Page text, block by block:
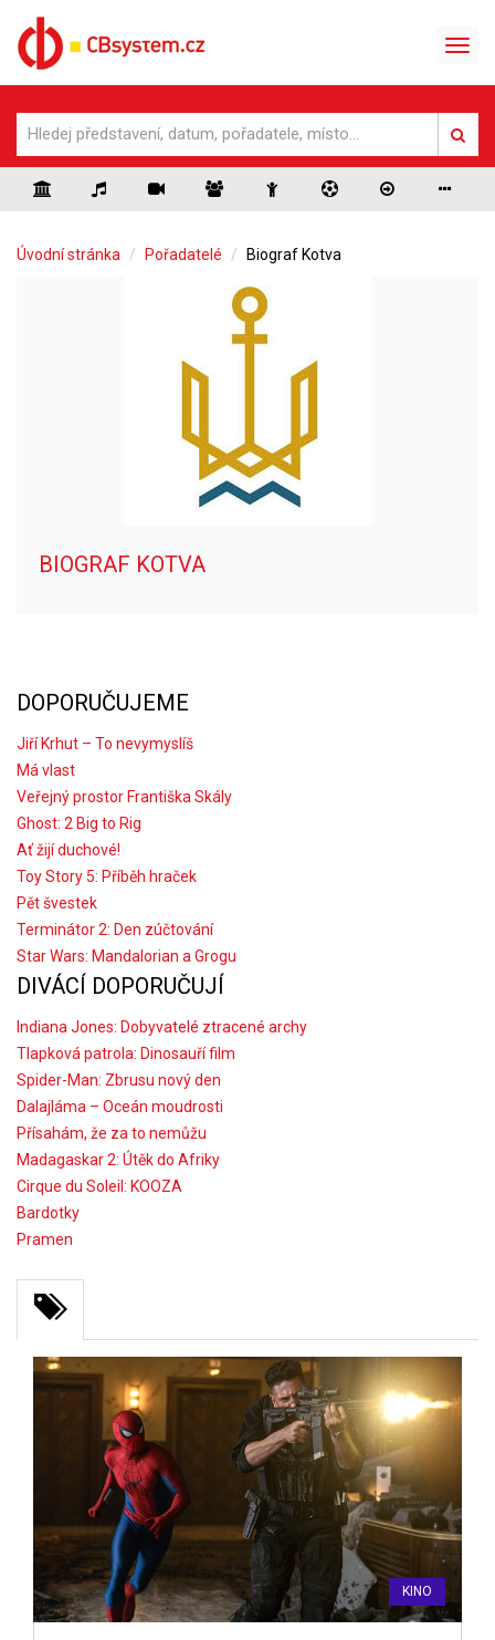
Úvodní stránka Pořadatelé Biograf Kotva
BIOGRAF KOTVA
DOPORUČUJEME
Jiří Krhut – To nevymyslíš
Má vlast
Veřejný prostor Františka Skály
Ghost: 2 Big to Rig
Ať žijí duchové!
Toy Story 5: Příběh hraček
Pět švestek
Terminátor 2: Den zúčtování
Star Wars: Mandalorian a Grogu
DIVÁCÍ DOPORUČUJÍ
Indiana Jones: Dobyvatelé ztracené archy
Tlapková patrola: Dinosauří film
Spider-Man: Zbrusu nový den
Dalajláma – Oceán moudrosti
Přísahám, že za to nemůžu
Madagaskar 2: Útěk do Afriky
Cirque du Soleil: KOOZA
Bardotky
Pramen
KINO